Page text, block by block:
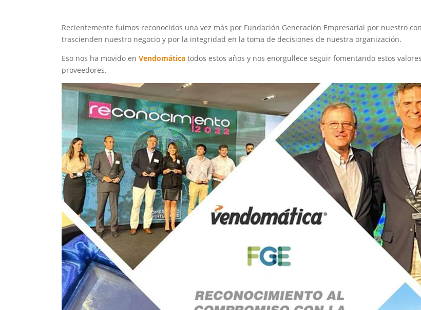
Recientemente fuimos reconocidos una vez más por Fundación Generación Empresarial por nuestro
trascienden nuestro negocio y por la integridad en la toma de decisiones de nuestra organización.
Eso nos ha movido en Vendomática todos estos años y nos enorgullece seguir fomentando estos
proveedores.